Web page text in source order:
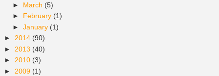
► March (5)
► February (1)
► January (1)
► 2014 (90)
► 2013 (40)
► 2010 (3)
► 2009 (1)